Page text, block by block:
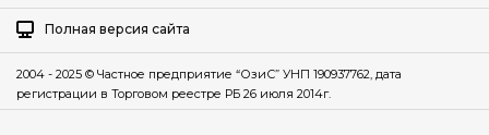
Полная версия сайта
2004 - 2025 © Частное предприятие “ОзиС” УНП 190937762, дата
регистрации в Торговом реестре РБ 26 июля 2014г.